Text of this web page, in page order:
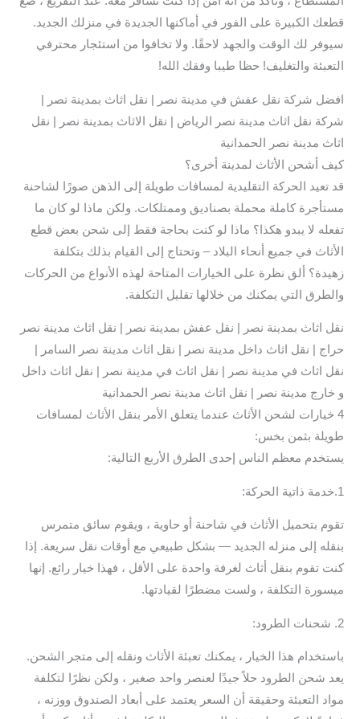
قطعك الكبيرة على الفور في أماكنها الجديدة في منزلك الجديد.
سيوفر لك الوقت والجهد لاحقًا. ولا تخافوا من استئجار محترفي
التعبئة والتغليف! حظا طيبا وفقك الله!
افضل شركة نقل عفش في مدينة نصر | نقل اثاث بمدينة نصر |
شركة نقل اثاث مدينة نصر الرياض | نقل الاثاث بمدينة نصر | نقل
اثاث مدينة نصر الحمدانية
كيف أشحن الأثاث لمدينة أخرى؟
قد تعيد الحركة التقليدية لمسافات طويلة إلى الذهن صورًا لشاحنة
مستأجرة كاملة محملة بصناديق وممتلكات. ولكن ماذا لو كان ما
تفعله لا يبدو هكذا؟ ماذا لو كنت بحاجة فقط إلى شحن بعض قطع
الأثاث في جميع أنحاء البلاد – وتحتاج إلى القيام بذلك بتكلفة
زهيدة؟ ألق نظرة على الخيارات المتاحة لهذه الأنواع من الحركات
والطرق التي يمكنك من خلالها تقليل التكلفة.
نقل اثاث بمدينة نصر | نقل عفش بمدينة نصر | نقل اثاث مدينة نصر
حراج | نقل اثاث داخل مدينة نصر | نقل اثاث مدينة نصر السامر |
نقل اثاث في مدينة نصر | نقل اثاث في مدينة نصر | نقل اثاث داخل
و خارج مدينة نصر | نقل اثاث مدينة نصر الحمدانية
4 خيارات لشحن الأثاث عندما يتعلق الأمر بنقل الأثاث لمسافات
طويلة بثمن بخس:
يستخدم معظم الناس إحدى الطرق الأربع التالية:
1.خدمة ذاتية الحركة:
تقوم بتحميل الأثاث في شاحنة أو حاوية ، ويقوم سائق متمرس
بنقله إلى منزله الجديد — بشكل طبيعي مع أوقات نقل سريعة. إذا
كنت تقوم بنقل أثاث لغرفة واحدة على الأقل ، فهذا خيار رائع. إنها
ميسورة التكلفة ، ولست مضطرًا لقيادتها.
2. شحنات الطرود:
باستخدام هذا الخيار ، يمكنك تعبئة الأثاث ونقله إلى متجر الشحن.
يعد شحن الطرود حلاً جيدًا لعنصر واحد صغير ، ولكن نظرًا لتكلفة
مواد التعبئة وحقيقة أن السعر يعتمد على أبعاد الصندوق ووزنه ،